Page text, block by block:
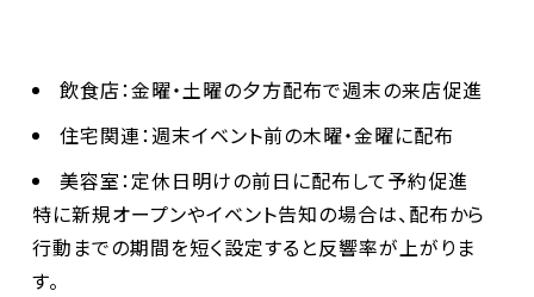
飲食店：金曜・土曜の夕方配布で週末の来店促進
住宅関連：週末イベント前の木曜・金曜に配布
美容室：定休日明けの前日に配布して予約促進
特に新規オープンやイベント告知の場合は、配布から
行動までの期間を短く設定すると反響率が上がりま
す。